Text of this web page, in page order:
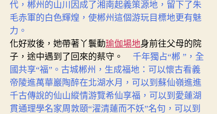
代，郴州的山川因成了湘南起義策源地，留下了朱
毛赤軍的白色輝煌，使郴州這個游玩目標地更有魅
力。
化好妝後，她帶著丫鬟動瑜伽場地身前往父母的院
子，途中遇到了回來的蔡守。
千年獨占“郴 ”，全
國共享“福”。古城郴州，生成福地： 可以懷古看義
帝陵進萬華巖陶醉在北湖水月，可以到蘇仙嶺進進
千古傳說的仙山縱情游覽希仙享福，可以到愛蓮湖
貫通理學名家周敦頤“濯清蓮而不妖”名句，可以到